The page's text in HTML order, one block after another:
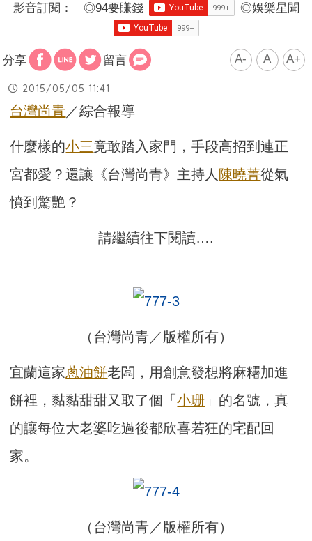
影音訂閱： ◎94要賺錢 ◎娛樂星聞
分享 留言 A- A A+
2015/05/05 11:41
台灣尚青／綜合報導
什麼樣的小三竟敢踏入家門，手段高招到連正
宮都愛？還讓《台灣尚青》主持人 陳曉菁從氣
憤到驚艷？
請繼續往下閱讀….
（台灣尚青／版權所有）
宜蘭這家蔥油餅老闆，用創意發想將麻糬加進
餅裡，黏黏甜甜又取了個「小珊 」的名號，真
的讓每位大老婆吃過後都欣喜若狂的宅配回
家。
（台灣尚青／版權所有）